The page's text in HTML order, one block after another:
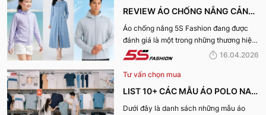
REVIEW ÁO CHỐNG NẮNG CẢN
TIA UV, CHỐNG NẮNG TỐT NHẤT
CỦA 5S FASHION 2026
Áo chống nắng 5S Fashion đang được
đánh giá là một trong những thương hiệu
áo đáng mua hàng đầu hiện nay. Vậy
giá tích cực đến vậy? Cùng đi hết bài
viết nhé!
16.04.2026
Tư vấn chọn mua
LIST 10+ CÁC MẪU ÁO POLO NAM
MÙA HÈ BÁN CHẠY NHẤT CỦA 5S
Dưới đây là danh sách những mẫu áo